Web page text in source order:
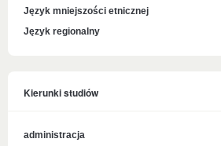
Język mniejszości etnicznej
Język regionalny
Kierunki studiów
administracja